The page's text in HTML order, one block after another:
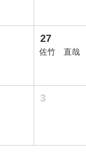
27
佐竹 直哉
3